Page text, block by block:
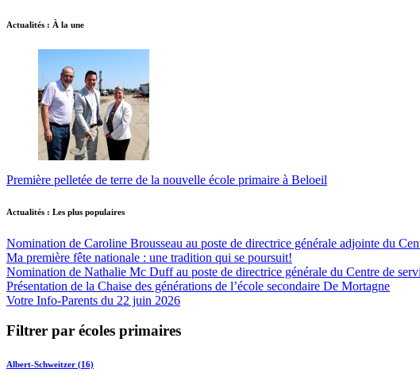
Actualités : À la une
Première pelletée de terre de la nouvelle école primaire à Beloeil
Actualités : Les plus populaires
Nomination de Caroline Brousseau au poste de directrice générale adjointe du
Ma première fête nationale : une tradition qui se poursuit!
Nomination de Nathalie Mc Duff au poste de directrice générale du Centre de
Présentation de la Chaise des générations de l’école secondaire De Mortagne
Votre Info-Parents du 22 juin 2026
Filtrer par écoles primaires
Albert-Schweitzer (16)